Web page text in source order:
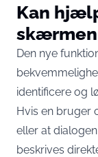
Kan
skærmen
Den nye
identificere og
Hvis en bruger
eller at
beskrives